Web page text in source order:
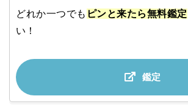
どれか一つでも ピンと来たら無料鑑定
い！
鑑定